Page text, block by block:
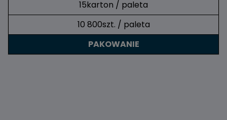
15karton / paleta
10 800szt. / paleta
PAKOWANIE